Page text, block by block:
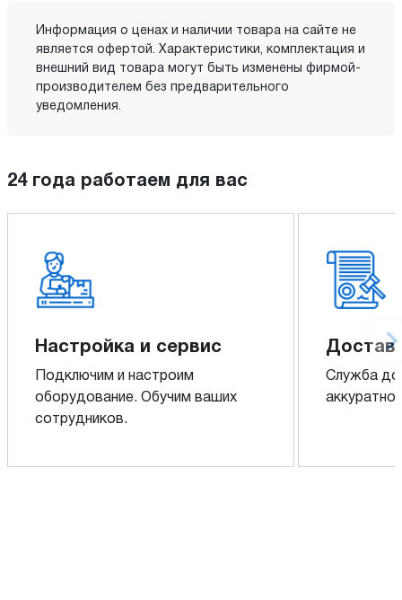
Информация о ценах и наличии товара на сайте не
является офертой. Характеристики, комплектация и
внешний вид товара могут быть изменены фирмой-
производителем без предварительного
уведомления.
24 года работаем для вас
Настройка и сервис
Подключим и настроим
оборудование. Обучим ваших
сотрудников.
Служба
аккуратно